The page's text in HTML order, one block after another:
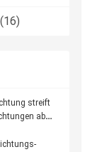
(16)
streift
ab